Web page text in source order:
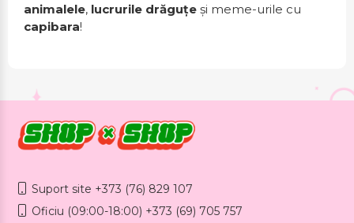
animalele, lucrurile drăguțe și meme-urile cu
capibara!
Suport site +373 (76) 829 107
Oficiu (09:00-18:00) +373 (69) 705 757